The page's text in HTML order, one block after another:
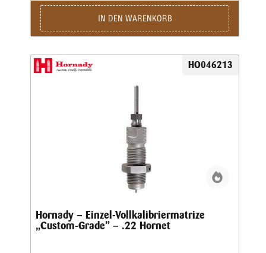
IN DEN WARENKORB
HO046213
Hornady – Einzel-Vollkalibriermatrize
„Custom-Grade” – .22 Hornet